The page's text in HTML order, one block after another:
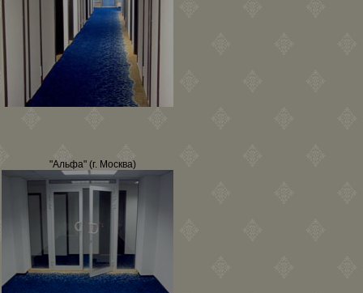
"Альфа" (г. Москва)